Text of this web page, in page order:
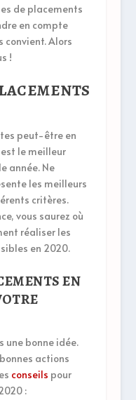
de placements
en compte
convient. Alors
!
peut-être en
le meilleur
année. Ne
les meilleurs
critères.
vous saurez où
réaliser les
en 2020.
EN
une bonne idée.
actions
conseils pour
: